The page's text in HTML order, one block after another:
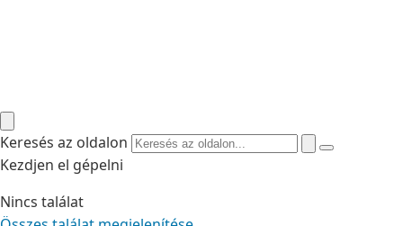
Keresés az oldalon
Kezdjen el gépelni
Nincs találat